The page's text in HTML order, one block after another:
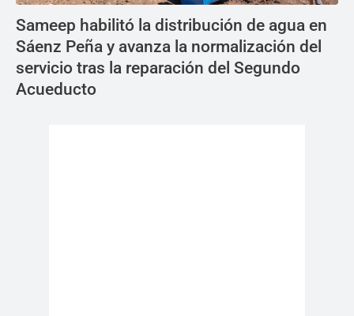
Sameep habilitó la distribución de agua en
Sáenz Peña y avanza la normalización del
servicio tras la reparación del Segundo
Acueducto